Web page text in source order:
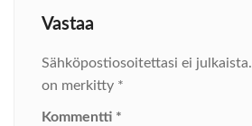
Vastaa
Sähköpostiosoitettasi ei julkaista.
on merkitty *
Kommentti *